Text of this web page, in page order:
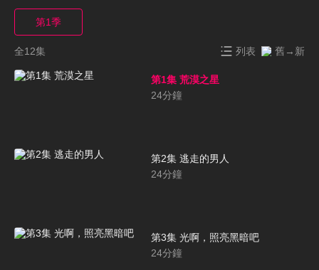
第1季
全12集 列表 舊→新
第1集 荒漠之星
24分鐘
第2集 逃走的男人
24分鐘
第3集 光啊，照亮黑暗吧
24分鐘